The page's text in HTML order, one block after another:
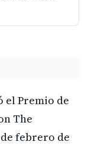
el Premio de
The
de febrero de